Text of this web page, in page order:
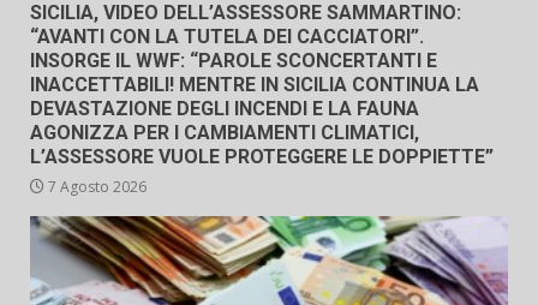
SICILIA, VIDEO DELL’ASSESSORE SAMMARTINO:
“AVANTI CON LA TUTELA DEI CACCIATORI”.
INSORGE IL WWF: “PAROLE SCONCERTANTI E
INACCETTABILI! MENTRE IN SICILIA CONTINUA LA
DEVASTAZIONE DEGLI INCENDI E LA FAUNA
AGONIZZA PER I CAMBIAMENTI CLIMATICI,
L’ASSESSORE VUOLE PROTEGGERE LE DOPPIETTE”
7 Agosto 2026